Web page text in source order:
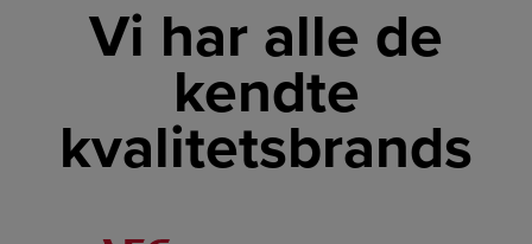
Vi har alle de
kendte
kvalitetsbrands